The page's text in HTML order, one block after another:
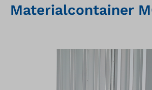
Materialcontainer
Bildergalerie überspringen